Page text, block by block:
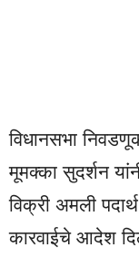
विधानसभा
मूमक्का सुदर्शन
विक्री अमली
कारवाईचे आदेश